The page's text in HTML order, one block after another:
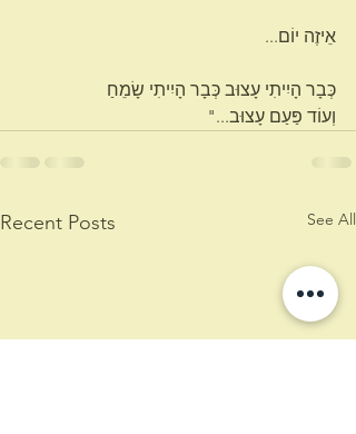
אֵיזֶה יוֹם...
כְּבָר הָיִיתִי עָצוּב כְּבָר הָיִיתִי שָׂמֵחַ
וְעוֹד פַּעַם עָצוּב..."
Recent Posts See All